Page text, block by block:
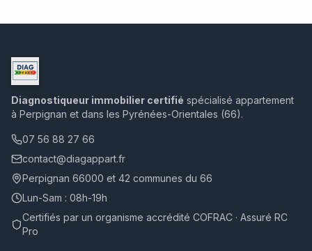
Diagnostiqueur immobilier certifié spécialisé appartement
à Perpignan et dans les Pyrénées-Orientales (66).
07 56 88 27 66
contact@diagappart.fr
Perpignan 66000 et 42 communes du 66
Lun-Sam : 08h-19h
Certifiés par un organisme accrédité COFRAC · Assuré RC
Pro